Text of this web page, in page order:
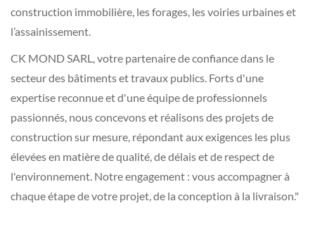
construction immobilière, les forages, les voiries urbaines et
l’assainissement.
CK MOND SARL, votre partenaire de confiance dans le
secteur des bâtiments et travaux publics. Forts d'une
expertise reconnue et d'une équipe de professionnels
passionnés, nous concevons et réalisons des projets de
construction sur mesure, répondant aux exigences les plus
élevées en matière de qualité, de délais et de respect de
l'environnement. Notre engagement : vous accompagner à
chaque étape de votre projet, de la conception à la livraison."